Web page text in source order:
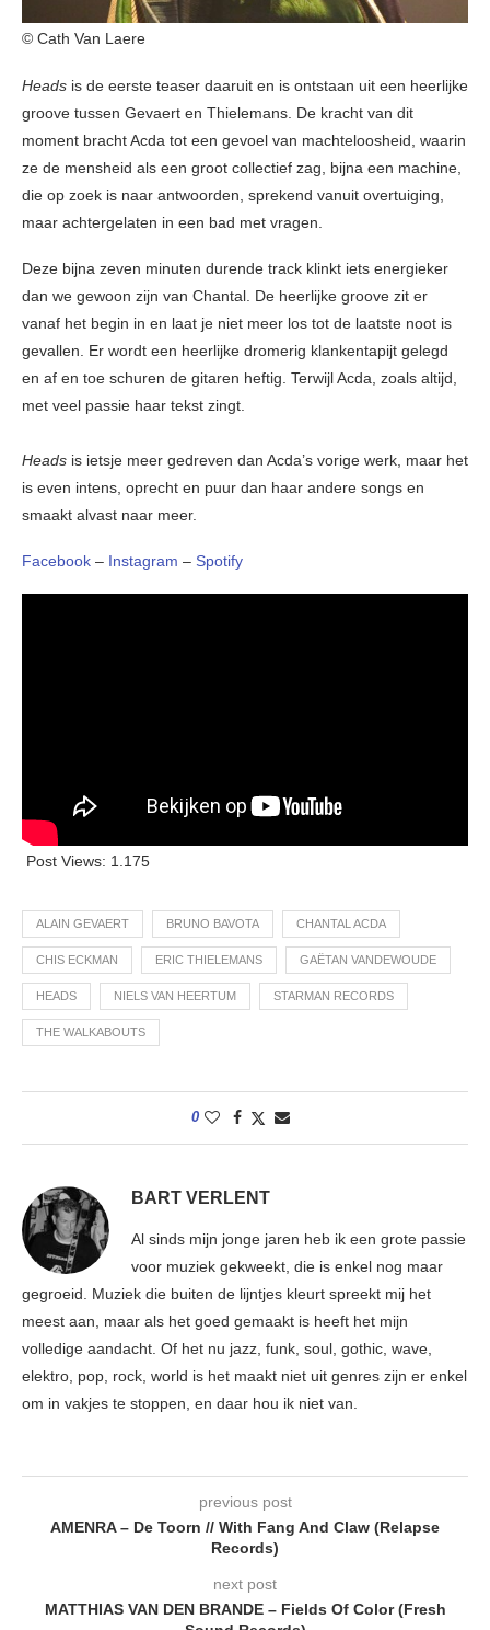
© Cath Van Laere
Heads is de eerste teaser daaruit en is ontstaan uit een heerlijke
groove tussen Gevaert en Thielemans. De kracht van dit
moment bracht Acda tot een gevoel van machteloosheid, waarin
ze de mensheid als een groot collectief zag, bijna een machine,
die op zoek is naar antwoorden, sprekend vanuit overtuiging,
maar achtergelaten in een bad met vragen.
Deze bijna zeven minuten durende track klinkt iets energieker
dan we gewoon zijn van Chantal. De heerlijke groove zit er
vanaf het begin in en laat je niet meer los tot de laatste noot is
gevallen. Er wordt een heerlijke dromerig klankentapijt gelegd
en af en toe schuren de gitaren heftig. Terwijl Acda, zoals altijd,
met veel passie haar tekst zingt.
Heads is ietsje meer gedreven dan Acda’s vorige werk, maar het
is even intens, oprecht en puur dan haar andere songs en
smaakt alvast naar meer.
Facebook – Instagram – Spotify
Post Views: 1.175
ALAIN GEVAERT BRUNO BAVOTA CHANTAL ACDA
CHIS ECKMAN ERIC THIELEMANS GAËTAN VANDEWOUDE
HEADS NIELS VAN HEERTUM STARMAN RECORDS
THE WALKABOUTS
0
BART VERLENT
Al sinds mijn jonge jaren heb ik een grote passie
voor muziek gekweekt, die is enkel nog maar
gegroeid. Muziek die buiten de lijntjes kleurt spreekt mij het
meest aan, maar als het goed gemaakt is heeft het mijn
volledige aandacht. Of het nu jazz, funk, soul, gothic, wave,
elektro, pop, rock, world is het maakt niet uit genres zijn er enkel
om in vakjes te stoppen, en daar hou ik niet van.
previous post
AMENRA – De Toorn // With Fang And Claw (Relapse
Records)
next post
MATTHIAS VAN DEN BRANDE – Fields Of Color (Fresh